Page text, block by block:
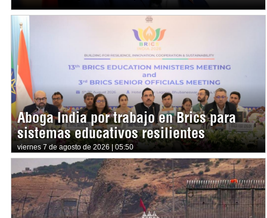
Aboga India por trabajo en Brics para
sistemas educativos resilientes
viernes 7 de agosto de 2026 | 05:50